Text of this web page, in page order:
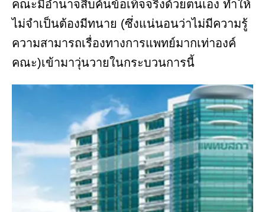
คณะมีอำนาจสืบค้นข้อเท็จจริงด้วยตนเอง ทำให้
ไม่จำเป็นต้องมีทนาย (ซึ่งแน่นอนว่าไม่มีความรู้
ความสามารถเรื่องทางการแพทย์มากเท่าองค์
คณะ)เข้ามาวุ่นวายในกระบวนการนี้